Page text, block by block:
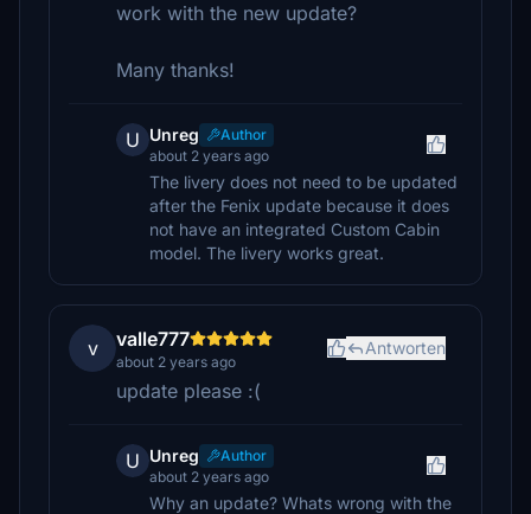
work with the new update?
Many thanks!
U Unreg
Author
about 2 years ago
The livery does not need to be updated
after the Fenix update because it does
not have an integrated Custom Cabin
model. The livery works great.
v valle777
about 2 years ago
Antworten
update please :(
U Unreg
Author
about 2 years ago
Why an update? Whats wrong with the